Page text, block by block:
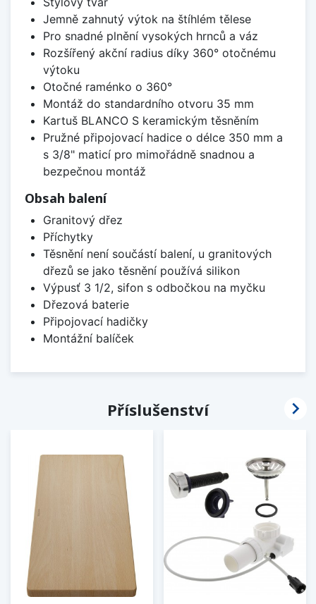
Jemně zahnutý výtok na štíhlém tělese
Pro snadné plnění vysokých hrnců a váz
Rozšířený akční radius díky 360° otočnému
výtoku
Otočné raménko o 360°
Montáž do standardního otvoru 35 mm
Kartuš BLANCO S keramickým těsněním
Pružné připojovací hadice o délce 350 mm a
s 3/8" maticí pro mimořádně snadnou a
bezpečnou montáž
Obsah balení
Granitový dřez
Příchytky
Těsnění není součástí balení, u granitových
dřezů se jako těsnění používá silikon
Výpusť 3 1/2, sifon s odbočkou na myčku
Dřezová baterie
Připojovací hadičky
Montážní balíček
Příslušenství 